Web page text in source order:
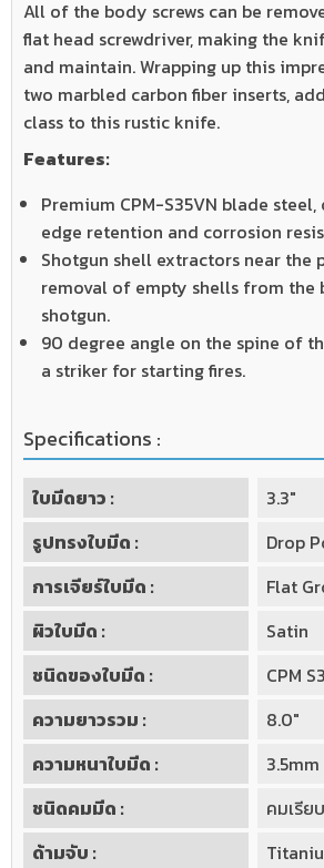
All of the body screws can be
flat head screwdriver, making the
and maintain. Wrapping up this
two marbled carbon fiber inserts,
class to this rustic knife.
Features:
Premium CPM-S35VN blade
edge retention and corrosion
Shotgun shell extractors near the
removal of empty shells from the
shotgun.
90 degree angle on the spine of
a striker for starting fires.
Specifications :
ใบมีดยาว :
3.3"
รูปทรงใบมีด :
Drop
การเจียร์ใบมีด :
Flat
ผิวใบมีด :
Satin
ชนิดของใบมีด :
CPM
ความยาวรวม :
8.0"
ความหนาใบมีด :
3.5mm
ชนิดคมมีด :
คมเรียบ
ด้ามจับ :